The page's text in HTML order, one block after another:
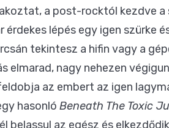
a post-rocktól kezdve a
lépés egy igen szürke
tekintesz a hifin vagy a
elmarad, nagy nehezen
az embert az igen
hasonló Beneath The Toxic
belassul az egész és